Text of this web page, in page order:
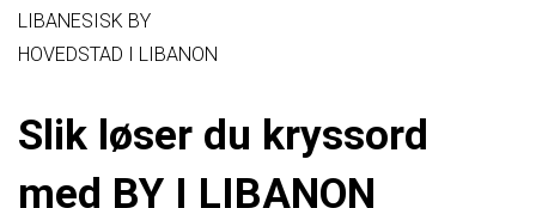
LIBANESISK BY
HOVEDSTAD I LIBANON
Slik løser du kryssord
med BY I LIBANON